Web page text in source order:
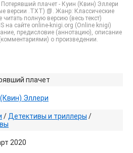
плачет - Куин (Квин) Эллери
версии .TXT) 📗. Жанр: Классические
полную версию (весь текст)
на сайте online-knigi.org (Online knigi)
предисловие (аннотацию), описание
о произведении.
плачет
Эллери
/ Детективы и триллеры /
2020